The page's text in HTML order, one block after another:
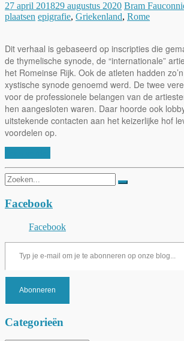
27 april 201829 augustus 2020 Bram
plaatsen epigrafie, Griekenland, Rome
Dit verhaal is gebaseerd op inscripties die
de thymelische synode, de “internationale”
het Romeinse Rijk. Ook de atleten hadden
xystische synode genoemd werd. De twee
voor de professionele belangen van de
hen aangesloten waren. Daar hoorde ook
uitstekende contacten aan het keizerlijke hof
voordelen op.
Zoeken
naar:
Facebook
Facebook
Typ je e-mail om je te abonneren op onze blog...
Abonneren
Categorieën